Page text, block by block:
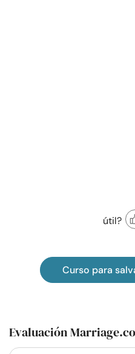
útil?
Curso para
Evaluación